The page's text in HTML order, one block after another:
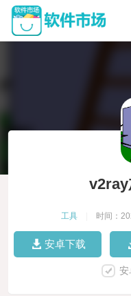
v2ray
工具 时间：
安卓下载
安